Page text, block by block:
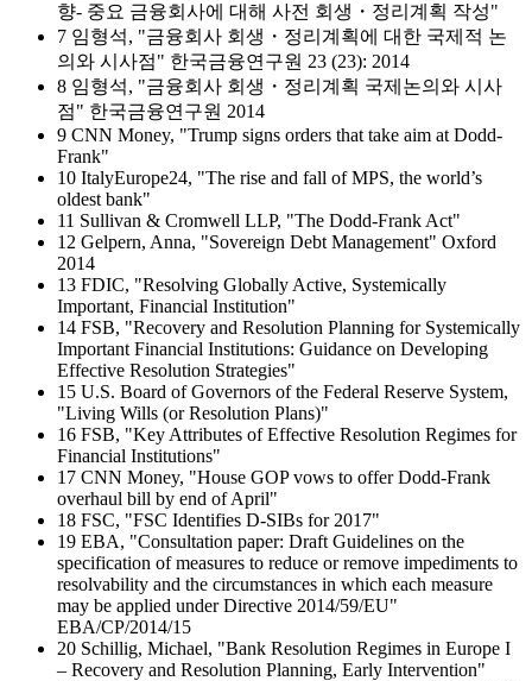
향- 중요 금융회사에 대해 사전 회생・정리계획 작성"
7 임형석, "금융회사 회생・정리계획에 대한 국제적 논
의와 시사점" 한국금융연구원 23 (23): 2014
8 임형석, "금융회사 회생・정리계획 국제논의와 시사
점" 한국금융연구원 2014
9 CNN Money, "Trump signs orders that take aim at Dodd-
Frank"
10 ItalyEurope24, "The rise and fall of MPS, the world’s
oldest bank"
11 Sullivan & Cromwell LLP, "The Dodd-Frank Act"
12 Gelpern, Anna, "Sovereign Debt Management" Oxford
2014
13 FDIC, "Resolving Globally Active, Systemically
Important, Financial Institution"
14 FSB, "Recovery and Resolution Planning for Systemically
Important Financial Institutions: Guidance on Developing
Effective Resolution Strategies"
15 U.S. Board of Governors of the Federal Reserve System,
"Living Wills (or Resolution Plans)"
16 FSB, "Key Attributes of Effective Resolution Regimes for
Financial Institutions"
17 CNN Money, "House GOP vows to offer Dodd-Frank
overhaul bill by end of April"
18 FSC, "FSC Identifies D-SIBs for 2017"
19 EBA, "Consultation paper: Draft Guidelines on the
specification of measures to reduce or remove impediments to
resolvability and the circumstances in which each measure
may be applied under Directive 2014/59/EU"
EBA/CP/2014/15
20 Schillig, Michael, "Bank Resolution Regimes in Europe I
– Recovery and Resolution Planning, Early Intervention"